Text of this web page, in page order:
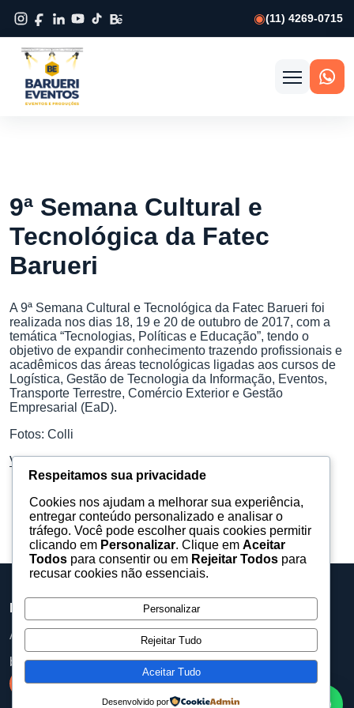
(11) 4269-0715
Abrir
9ª Semana Cultural e
Tecnológica da Fatec
Barueri
A 9ª Semana Cultural e Tecnológica da Fatec Barueri foi
realizada nos dias 18, 19 e 20 de outubro de 2017, com a
temática “Tecnologias, Políticas e Educação”, tendo o
objetivo de expandir conhecimento trazendo profissionais e
acadêmicos das áreas tecnológicas ligadas aos cursos de
Logística, Gestão de Tecnologia da Informação, Eventos,
Transporte Terrestre, Comércio Exterior e Gestão
Empresarial (EaD).
Fotos: Colli
Veja mais fotos no Facebook.
Assessoria, equipamentos e produções para eventos.
baruerieventos@gmail.com
Respeitamos sua privacidade
Cookies nos ajudam a melhorar sua experiência,
entregar conteúdo personalizado e analisar o
tráfego. Você pode escolher quais cookies permitir
clicando em Personalizar. Clique em Aceitar
Todos para consentir ou em Rejeitar Todos para
recusar cookies não essenciais.
Personalizar
Rejeitar Tudo
Aceitar Tudo
Desenvolvido por